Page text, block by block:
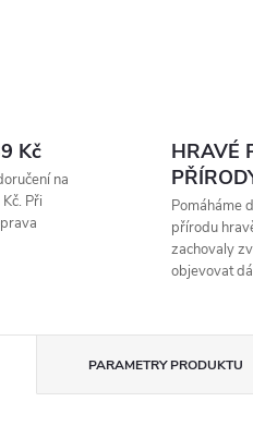
Kč
na
Při
HRAVÉ
Pomáháme
přírodu
zachovaly
objevovat
PARAMETRY PRODUKTU